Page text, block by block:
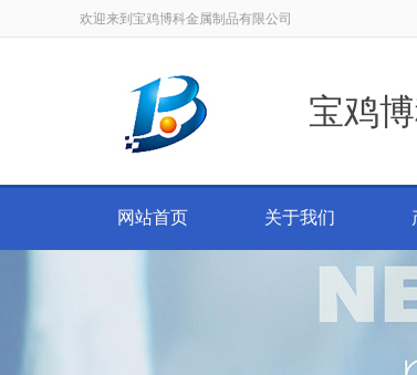
欢迎来到宝鸡博科金属制品有限公司
宝鸡
网站首页 关于我们